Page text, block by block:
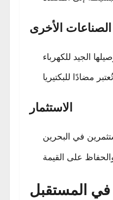
الصناعات الأخرى
الاستثمار
المستقبل